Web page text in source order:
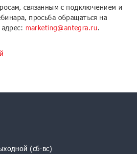
связанным с подключением и
просьба обращаться на
marketing@antegra.ru.
(сб-вс)